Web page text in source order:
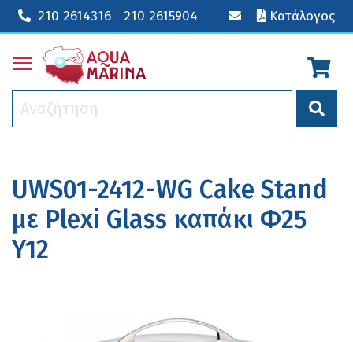
210 2614316 210 2615904 Κατάλογος
Toggle main menu visibility
UWS01-2412-WG Cake Stand
με Plexi Glass καπάκι Φ25
Y12